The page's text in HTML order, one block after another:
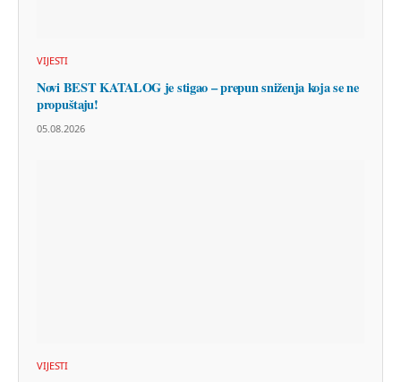
VIJESTI
Novi BEST KATALOG je stigao – prepun sniženja koja se ne
propuštaju!
05.08.2026
VIJESTI